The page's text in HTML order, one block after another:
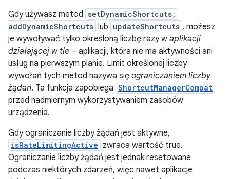
Gdy używasz metod
setDynamicShortcuts,
addDynamicShortcuts
lub updateShortcuts , możesz
je wywoływać tylko określoną liczbę razy w aplikacji
działającej w tle – aplikacji, która nie ma aktywności ani
usług na pierwszym planie. Limit określonej liczby
wywołań tych metod nazywa się ograniczaniem liczby
żądań. Ta funkcja zapobiega ShortcutManagerCompat
przed nadmiernym wykorzystywaniem zasobów
urządzenia.
Gdy ograniczanie liczby żądań jest aktywne,
isRateLimitingActive zwraca wartość true.
Ograniczanie liczby żądań jest jednak resetowane
podczas niektórych zdarzeń, więc nawet aplikacje